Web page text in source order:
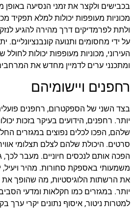
בכבישים ולקצר את זמני הנסיעה
מכוניות מעופפות יכולות למלא תפקיד
ולתת לפרמדיקים דרך מהירה להגיע
על ידי מחסומים ותנועה קונבנציונליים.
העירוני, מכוניות מעופפות יכולות לחולל
ומתכנני ערים לדמיין מחדש את
רחפנים ויישומיהם
בצד השני של הספקטרום, רחפנים
יותר. רחפנים, הידועים בעיקר בזכות
שלהם, הפכו לכלים נפוצים במגזרים
סרטים. היכולת שלהם לצלם תצלומי
הפכה אותם לנכסים חיוניים. מעבר
משמעותי באספקת סחורות. מהיר ויעיל,
את הרשתות הלוגיסטיות, מה שהופך את
יותר. במגזרים כמו חקלאות ומדעי
למטרות ניטור, איסוף נתונים יקרי ערך